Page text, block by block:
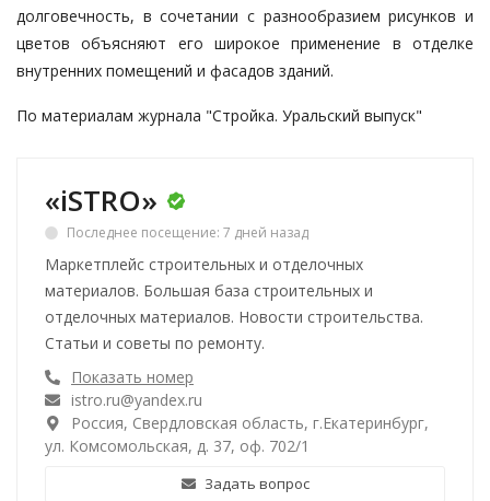
долговечность, в сочетании с разнообразием рисунков и
цветов объясняют его широкое применение в отделке
внутренних помещений и фасадов зданий.
По материалам журнала "Стройка. Уральский выпуск"
«iSTRO»
Последнее посещение: 7 дней назад
Маркетплейс строительных и отделочных
материалов. Большая база строительных и
отделочных материалов. Новости строительства.
Статьи и советы по ремонту.
Показать номер
istro.ru@yandex.ru
Россия, Свердловская область, г.Екатеринбург,
ул. Комсомольская, д. 37, оф. 702/1
Задать вопрос